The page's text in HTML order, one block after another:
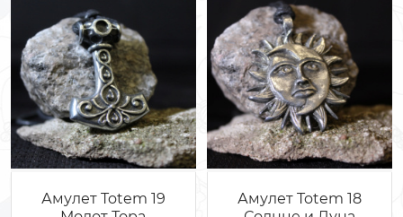
Амулет Totem 19
Амулет Totem 18